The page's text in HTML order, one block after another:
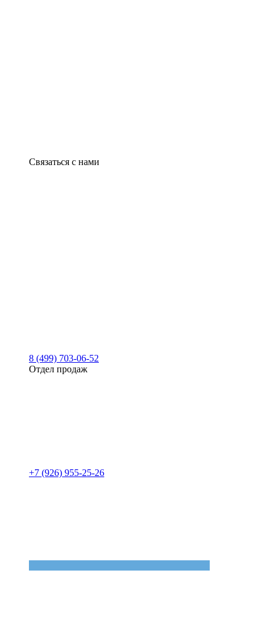
Связаться с нами
8 (499) 703-06-52
Отдел продаж
+7 (926) 955-25-26